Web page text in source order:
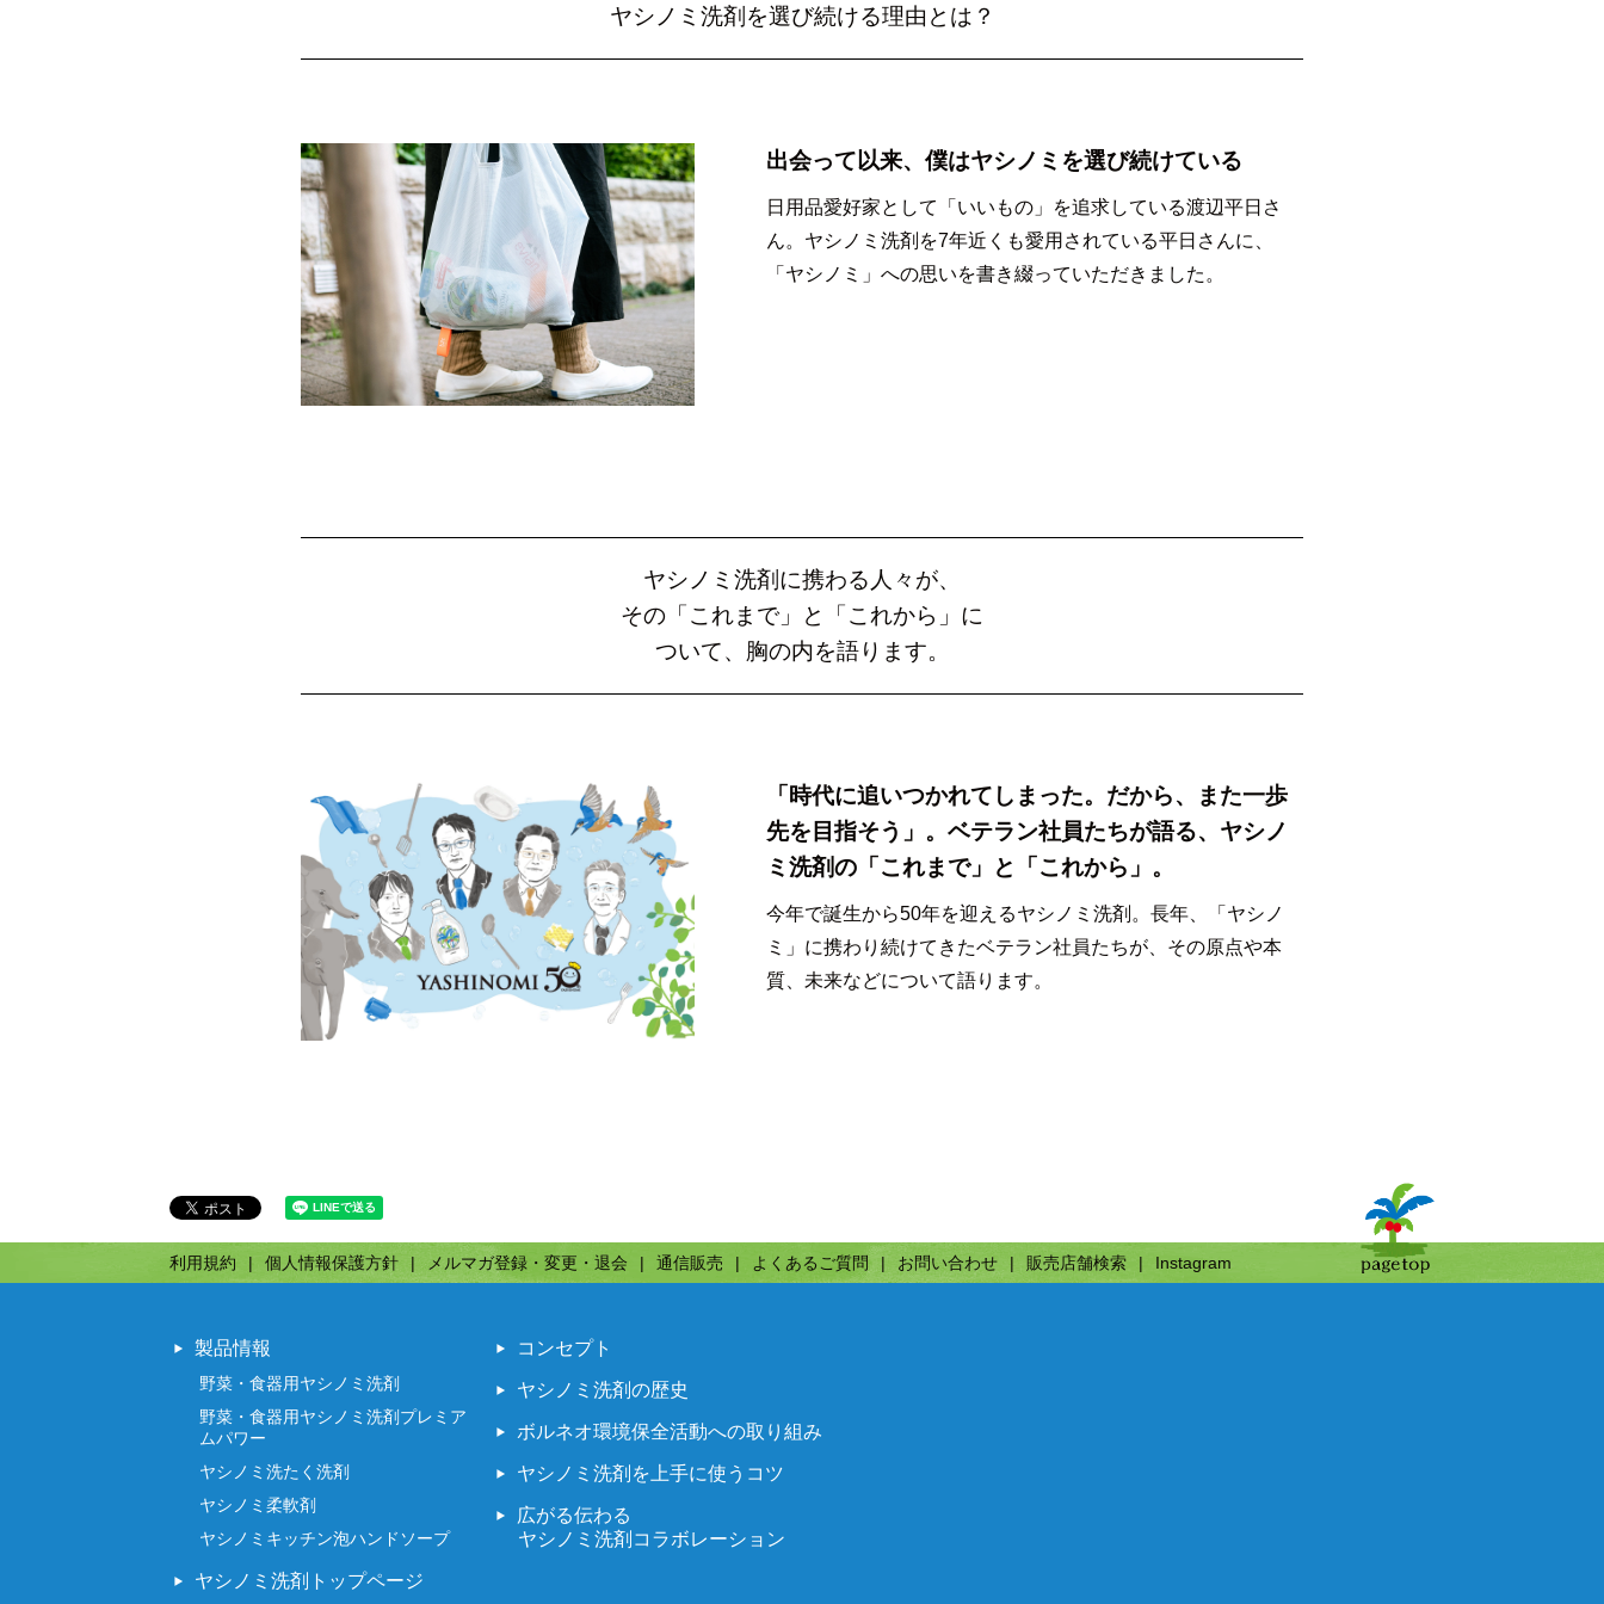
ヤシノミ洗剤を選び続ける理由とは？
出会って以来、僕はヤシノミを選び続けている
日用品愛好家として「いいもの」を追求している渡辺平日さ
ん。ヤシノミ洗剤を7年近くも愛用されている平日さんに、
「ヤシノミ」への思いを書き綴っていただきました。
ヤシノミ洗剤に携わる人々が、
その「これまで」と「これから」に
ついて、胸の内を語ります。
「時代に追いつかれてしまった。だから、また一歩
先を目指そう」。ベテラン社員たちが語る、ヤシノ
ミ洗剤の「これまで」と「これから」。
今年で誕生から50年を迎えるヤシノミ洗剤。長年、「ヤシノ
ミ」に携わり続けてきたベテラン社員たちが、その原点や本
質、未来などについて語ります。
利用規約 個人情報保護方針 メルマガ登録・変更・退会 通信販売 よくあるご質問 お問い合わせ 販売店舗検索 Instagram
製品情報
野菜・食器用ヤシノミ洗剤
野菜・食器用ヤシノミ洗剤プレミア
ムパワー
ヤシノミ洗たく洗剤
ヤシノミ柔軟剤
ヤシノミキッチン泡ハンドソープ
コンセプト
ヤシノミ洗剤の歴史
ボルネオ環境保全活動への取り組み
ヤシノミ洗剤を上手に使うコツ
広がる伝わる
ヤシノミ洗剤コラボレーション
ヤシノミ洗剤トップページ